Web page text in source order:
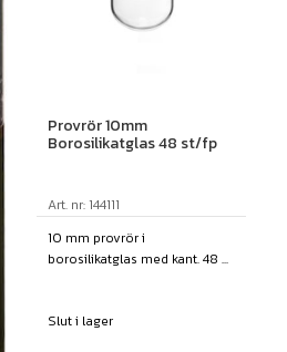
Provrör 10mm
Borosilikatglas 48 st/fp
Art. nr: 144111
10 mm provrör i
borosilikatglas med kant. 48 ...
Slut i lager